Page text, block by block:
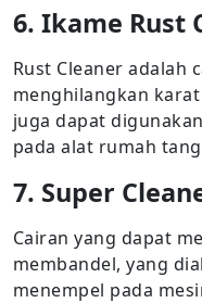
6. Ikame Rust
Rust Cleaner adalah
menghilangkan
juga dapat
pada alat rumah
7. Super
Cairan yang dapat
membandel, yang
menempel pada